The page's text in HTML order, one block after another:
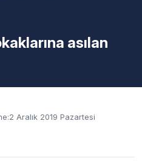
asılan
2 Aralık 2019 Pazartesi